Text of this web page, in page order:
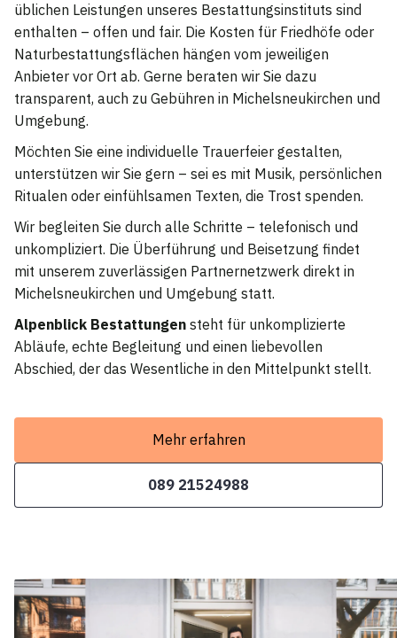
üblichen Leistungen unseres Bestattungsinstituts sind
enthalten – offen und fair. Die Kosten für Friedhöfe oder
Naturbestattungsflächen hängen vom jeweiligen
Anbieter vor Ort ab. Gerne beraten wir Sie dazu
transparent, auch zu Gebühren in Michelsneukirchen und
Umgebung.
Möchten Sie eine individuelle Trauerfeier gestalten,
unterstützen wir Sie gern – sei es mit Musik, persönlichen
Ritualen oder einfühlsamen Texten, die Trost spenden.
Wir begleiten Sie durch alle Schritte – telefonisch und
unkompliziert. Die Überführung und Beisetzung findet
mit unserem zuverlässigen Partnernetzwerk direkt in
Michelsneukirchen und Umgebung statt.
Alpenblick Bestattungen steht für unkomplizierte
Abläufe, echte Begleitung und einen liebevollen
Abschied, der das Wesentliche in den Mittelpunkt stellt.
Mehr erfahren
089 21524988